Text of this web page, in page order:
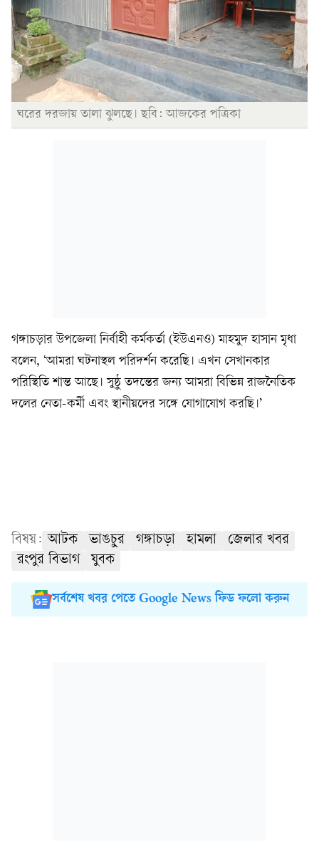
ঘরের দরজায় তালা ঝুলছে। ছবি: আজকের পত্রিকা
গঙ্গাচড়ার উপজেলা নির্বাহী কর্মকর্তা (ইউএনও) মাহমুদ হাসান মৃধা
বলেন, ‘আমরা ঘটনাস্থল পরিদর্শন করেছি। এখন সেখানকার
পরিস্থিতি শান্ত আছে। সুষ্ঠু তদন্তের জন্য আমরা বিভিন্ন রাজনৈতিক
দলের নেতা-কর্মী এবং স্থানীয়দের সঙ্গে যোগাযোগ করছি।’
বিষয়: আটক ভাঙচুর গঙ্গাচড়া হামলা
জেলার খবর
রংপুর বিভাগ
যুবক
সর্বশেষ খবর পেতে Google News ফিড ফলো করুন